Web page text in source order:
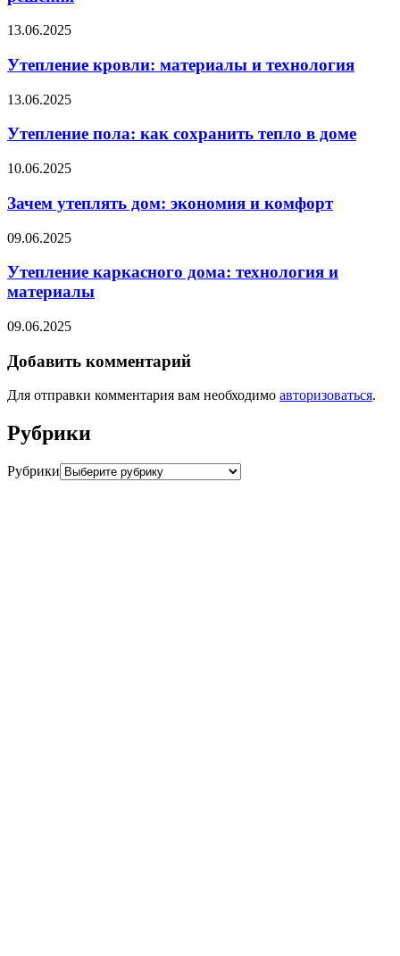
13.06.2025
Утепление кровли: материалы и технология
13.06.2025
Утепление пола: как сохранить тепло в доме
10.06.2025
Зачем утеплять дом: экономия и комфорт
09.06.2025
Утепление каркасного дома: технология и
материалы
09.06.2025
Добавить комментарий
Для отправки комментария вам необходимо авторизоваться.
Рубрики
Рубрики